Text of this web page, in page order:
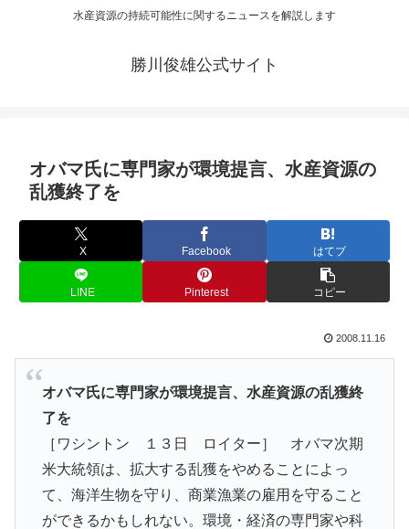
水産資源の持続可能性に関するニュースを解説します
勝川俊雄公式サイト
オバマ氏に専門家が環境提言、水産資源の
乱獲終了を
X Facebook はてブ
LINE Pinterest コピー
2008.11.16
オバマ氏に専門家が環境提言、水産資源の乱獲終
了を
［ワシントン １３日 ロイター］ オバマ次期
米大統領は、拡大する乱獲をやめることによっ
て、海洋生物を守り、商業漁業の雇用を守ること
ができるかもしれない。環境・経済の専門家や科